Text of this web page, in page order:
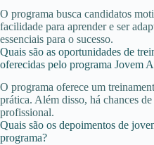
O programa busca candidatos
facilidade para aprender e ser
essenciais para o sucesso.
Quais são as oportunidades de
oferecidas pelo programa Jovem
O programa oferece um
prática. Além disso, há chances
profissional.
Quais são os depoimentos de
programa?